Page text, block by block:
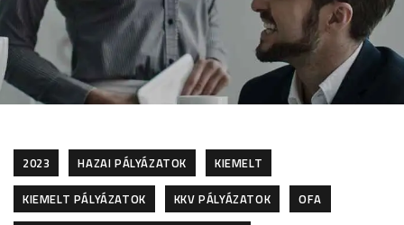
2023 HAZAI PÁLYÁZATOK
KIEMELT
KIEMELT PÁLYÁZATOK
KKV PÁLYÁZATOK
OFA